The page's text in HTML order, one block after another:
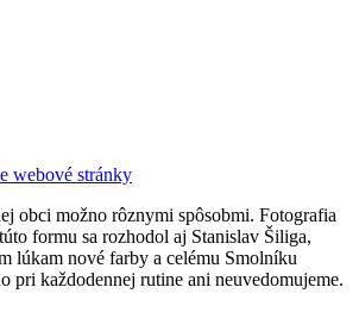
webové stránky
obci možno rôznymi spôsobmi. Fotografia
formu sa rozhodol aj Stanislav Šiliga,
lúkam nové farby a celému Smolníku
pri každodennej rutine ani neuvedomujeme.